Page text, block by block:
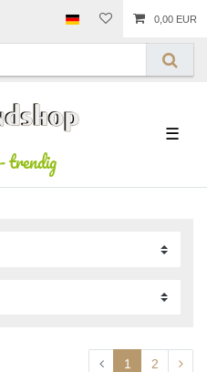
0,00 EUR
-trendig
☰
1 2